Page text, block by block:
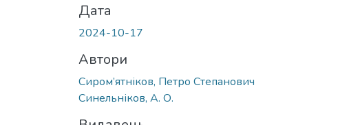
Дата
2024-10-17
Автори
Сиром’ятніков, Петро Степанович
Синельніков, А. О.